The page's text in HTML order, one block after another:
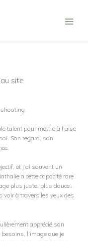
site
shooting.
talent pour mettre à l’aise
Son regard, son
et j’ai souvent un
a cette capacité rare
plus juste, plus douce…
voir à travers les yeux des
apprécié son
l’image que je